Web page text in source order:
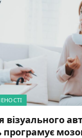
візуального